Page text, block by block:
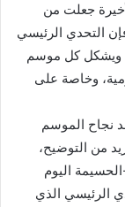
جعلت من
التحدي الرئيسي
ويشكل كل موسم
وخاصة على
نجاح الموسم
من التوضيح،
اليوم
الرئيسي الذي